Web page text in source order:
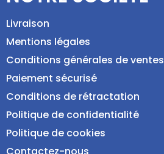
Livraison
Mentions légales
Conditions générales de ventes
Paiement sécurisé
Conditions de rétractation
Politique de confidentialité
Politique de cookies
Contactez-nous